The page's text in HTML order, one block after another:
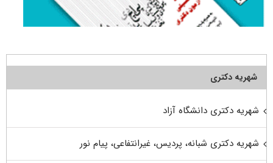
شهریه دکتری
شهریه دکتری دانشگاه آزاد
شهریه دکتری شبانه، پردیس، غیرانتفاعی، پیام نور